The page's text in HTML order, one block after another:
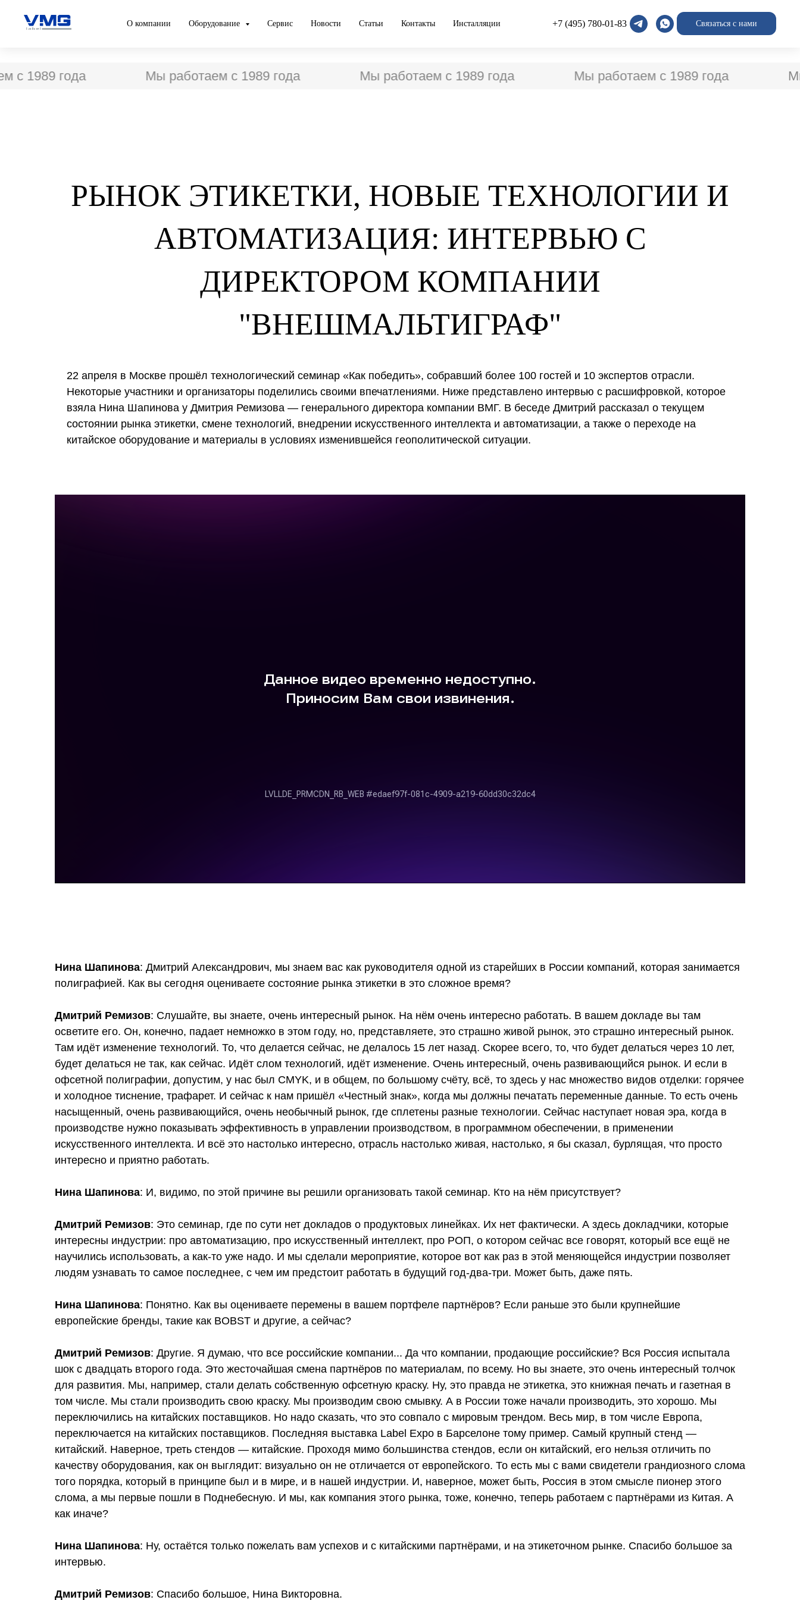
О компании Оборудование Сервис Новости Статьи Контакты Инсталляции +7 (495) 780-01-83 Связаться с нами
1989 года Мы работаем с 1989 года Мы работаем с 1989 года Мы работаем с 1989 года
РЫНОК ЭТИКЕТКИ, НОВЫЕ ТЕХНОЛОГИИ И
АВТОМАТИЗАЦИЯ: ИНТЕРВЬЮ С
ДИРЕКТОРОМ КОМПАНИИ
"ВНЕШМАЛЬТИГРАФ"
22 апреля в Москве прошёл технологический семинар «Как победить», собравший более 100 гостей и 10 экспертов отрасли.
Некоторые участники и организаторы поделились своими впечатлениями. Ниже представлено интервью с расшифровкой, которое
взяла Нина Шапинова у Дмитрия Ремизова — генерального директора компании ВМГ. В беседе Дмитрий рассказал о текущем
состоянии рынка этикетки, смене технологий, внедрении искусственного интеллекта и автоматизации, а также о переходе на
китайское оборудование и материалы в условиях изменившейся геополитической ситуации.
Нина Шапинова: Дмитрий Александрович, мы знаем вас как руководителя одной из старейших в России компаний, которая занимается
полиграфией. Как вы сегодня оцениваете состояние рынка этикетки в это сложное время?
Дмитрий Ремизов: Слушайте, вы знаете, очень интересный рынок. На нём очень интересно работать. В вашем докладе вы там
осветите его. Он, конечно, падает немножко в этом году, но, представляете, это страшно живой рынок, это страшно интересный рынок.
Там идёт изменение технологий. То, что делается сейчас, не делалось 15 лет назад. Скорее всего, то, что будет делаться через 10 лет,
будет делаться не так, как сейчас. Идёт слом технологий, идёт изменение. Очень интересный, очень развивающийся рынок. И если в
офсетной полиграфии, допустим, у нас был CMYK, и в общем, по большому счёту, всё, то здесь у нас множество видов отделки: горячее
и холодное тиснение, трафарет. И сейчас к нам пришёл «Честный знак», когда мы должны печатать переменные данные. То есть очень
насыщенный, очень развивающийся, очень необычный рынок, где сплетены разные технологии. Сейчас наступает новая эра, когда в
производстве нужно показывать эффективность в управлении производством, в программном обеспечении, в применении
искусственного интеллекта. И всё это настолько интересно, отрасль настолько живая, настолько, я бы сказал, бурлящая, что просто
интересно и приятно работать.
Нина Шапинова: И, видимо, по этой причине вы решили организовать такой семинар. Кто на нём присутствует?
Дмитрий Ремизов: Это семинар, где по сути нет докладов о продуктовых линейках. Их нет фактически. А здесь докладчики, которые
интересны индустрии: про автоматизацию, про искусственный интеллект, про РОП, о котором сейчас все говорят, который все ещё не
научились использовать, а как-то уже надо. И мы сделали мероприятие, которое вот как раз в этой меняющейся индустрии позволяет
людям узнавать то самое последнее, с чем им предстоит работать в будущий год-два-три. Может быть, даже пять.
Нина Шапинова: Понятно. Как вы оцениваете перемены в вашем портфеле партнёров? Если раньше это были крупнейшие
европейские бренды, такие как BOBST и другие, а сейчас?
Дмитрий Ремизов: Другие. Я думаю, что все российские компании... Да что компании, продающие российские? Вся Россия испытала
шок с двадцать второго года. Это жесточайшая смена партнёров по материалам, по всему. Но вы знаете, это очень интересный толчок
для развития. Мы, например, стали делать собственную офсетную краску. Ну, это правда не этикетка, это книжная печать и газетная в
том числе. Мы стали производить свою краску. Мы производим свою смывку. А в России тоже начали производить, это хорошо. Мы
переключились на китайских поставщиков. Но надо сказать, что это совпало с мировым трендом. Весь мир, в том числе Европа,
переключается на китайских поставщиков. Последняя выставка Label Expo в Барселоне тому пример. Самый крупный стенд —
китайский. Наверное, треть стендов — китайские. Проходя мимо большинства стендов, если он китайский, его нельзя отличить по
качеству оборудования, как он выглядит: визуально он не отличается от европейского. То есть мы с вами свидетели грандиозного слома
того порядка, который в принципе был и в мире, и в нашей индустрии. И, наверное, может быть, Россия в этом смысле пионер этого
слома, а мы первые пошли в Поднебесную. И мы, как компания этого рынка, тоже, конечно, теперь работаем с партнёрами из Китая. А
как иначе?
Нина Шапинова: Ну, остаётся только пожелать вам успехов и с китайскими партнёрами, и на этикеточном рынке. Спасибо большое за
интервью.
Дмитрий Ремизов: Спасибо большое, Нина Викторовна.